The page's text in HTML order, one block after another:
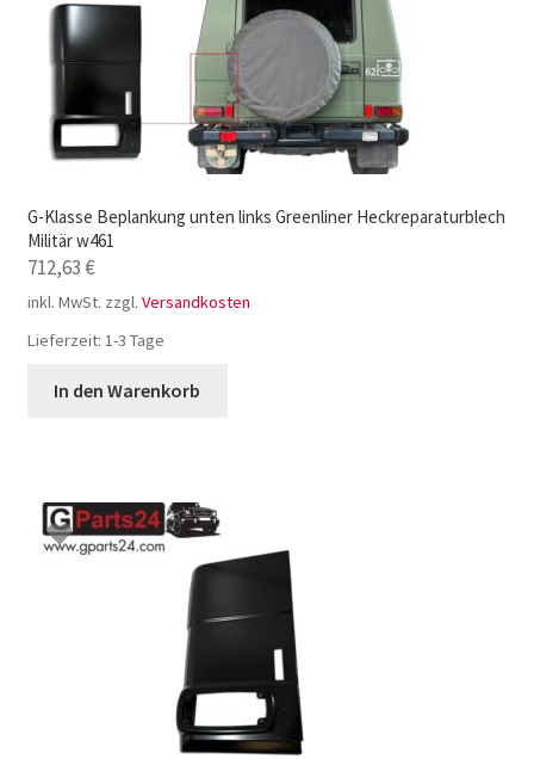
G-Klasse Beplankung unten links Greenliner Heckreparaturblech
Militär w461
712,63€
inkl. MwSt. zzgl. Versandkosten
Lieferzeit: 1-3 Tage
In den Warenkorb